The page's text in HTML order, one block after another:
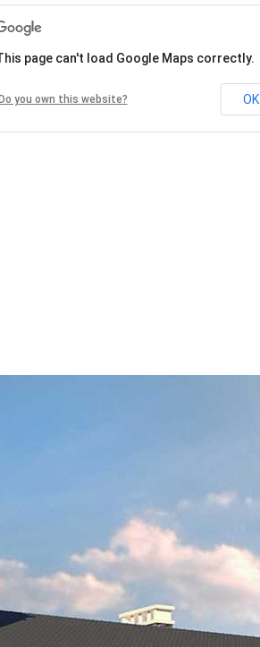
page can't load Google Maps correctly.
Do you own this website? OK